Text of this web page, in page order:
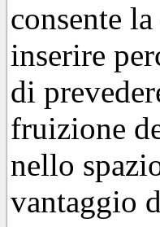
consente
inserire
di
fruizione
nello
vantaggio